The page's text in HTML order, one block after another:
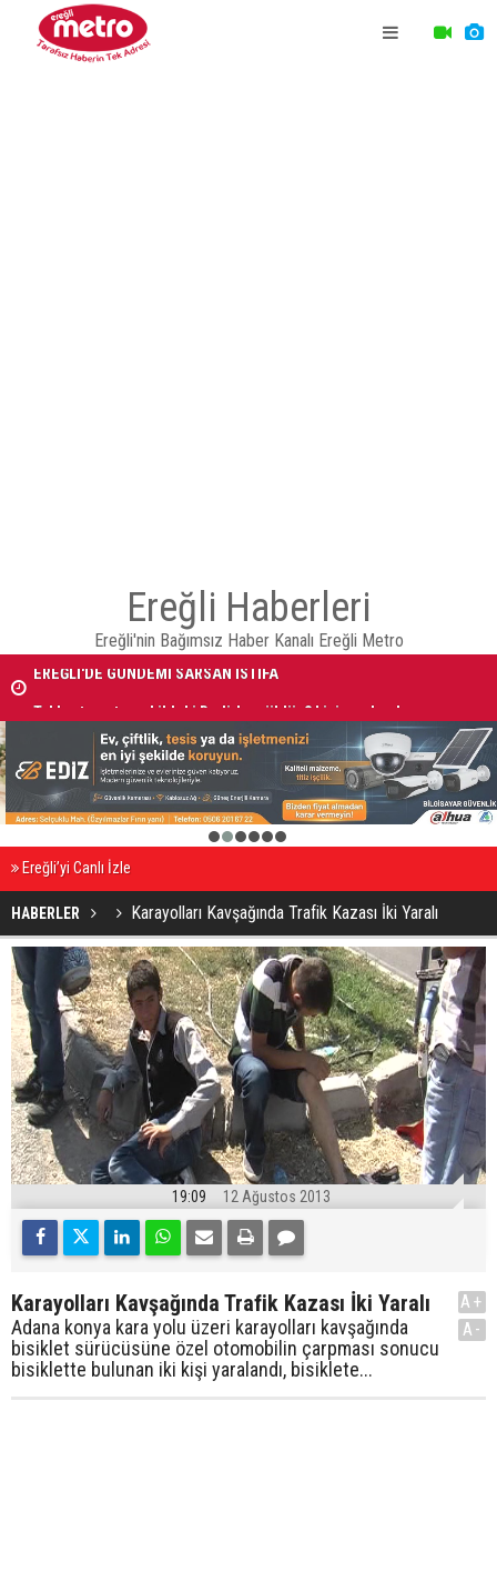
Ereğli Haberleri
Ereğli'nin Bağımsız Haber Kanalı Ereğli Metro
EREĞLİ'DE GÜNDEMİ SARSAN İSTİFA
2 3 4 5 6
Ereğli’yi Canlı İzle
HABERLER Karayolları Kavşağında Trafik Kazası İki Yaralı
19:09 12 Ağustos 2013
Karayolları Kavşağında Trafik Kazası İki Yaralı
Adana konya kara yolu üzeri karayolları kavşağında
bisiklet sürücüsüne özel otomobilin çarpması sonucu
bisiklette bulunan iki kişi yaralandı, bisiklete...
A+
A-